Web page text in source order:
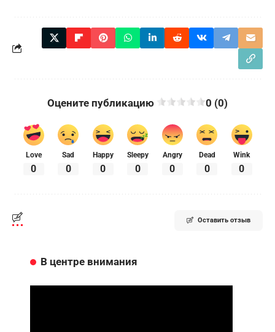
Оцените публикацию 0 (0)
Love
0
Sad
0
Happy
0
Sleepy
0
Angry
0
Dead
0
Wink
0
Оставить отзыв
В центре внимания